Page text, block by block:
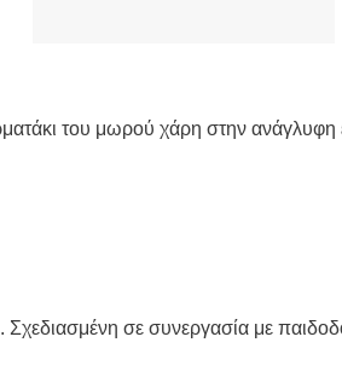
του μωρού χάρη στην ανάγλυφη
σε συνεργασία με